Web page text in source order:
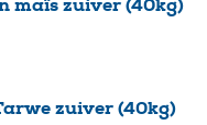
maïs zuiver (40kg)
zuiver (40kg)